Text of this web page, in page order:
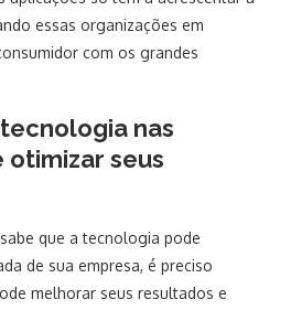
essas organizações em
com os grandes
nas
otimizar seus
que a tecnologia pode
de sua empresa, é preciso
melhorar seus resultados e